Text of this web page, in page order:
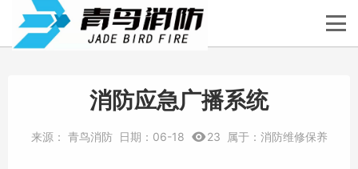
消防应急广播系统
来源： 青鸟消防 日期： 06-18 23 属于： 消防维修保养